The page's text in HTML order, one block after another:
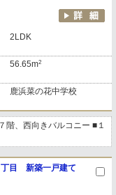
2LDK
56.65m2
鹿浜菜の花中学校
階、西向きバルコニー ■１
丁目 新築一戸建て